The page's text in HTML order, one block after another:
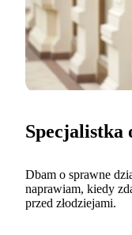
Specjalistka
Dbam o sprawne
naprawiam, kiedy
przed złodziejami.